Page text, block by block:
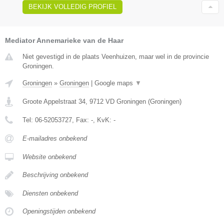
BEKIJK VOLLEDIG PROFIEL
Mediator Annemarieke van de Haar
Niet gevestigd in de plaats Veenhuizen, maar wel in de provincie
Groningen.
Groningen » Groningen Google maps ▼
Groote Appelstraat 34, 9712 VD Groningen (Groningen)
Tel: 06-52053727, Fax: -, KvK: -
E-mailadres onbekend
Website onbekend
Beschrijving onbekend
Diensten onbekend
Openingstijden onbekend